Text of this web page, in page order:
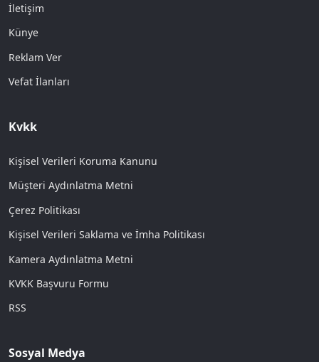
İletişim
Künye
Reklam Ver
Vefat İlanları
Kvkk
Kişisel Verileri Koruma Kanunu
Müşteri Aydınlatma Metni
Çerez Politikası
Kişisel Verileri Saklama ve İmha Politikası
Kamera Aydınlatma Metni
KVKK Başvuru Formu
RSS
Sosyal Medya